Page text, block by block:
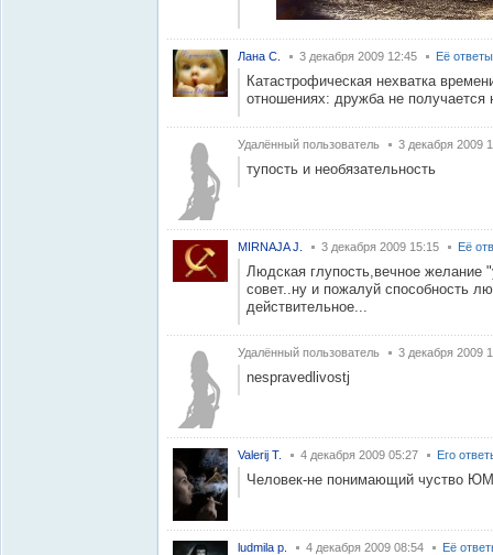
Лана С. 3 декабря 2009 12:45 Её ответы
Катастрофическая нехватка
отношениях: дружба не получается
Удалённый пользователь 3 декабря 2009
тупость и необязательность
MIRNAJA J. 3 декабря 2009 15:15 Её
Людская глупость,вечное желание
совет..ну и пожалуй способность
действительное...
Удалённый пользователь 3 декабря 2009
nespravedlivostj
Valerij T. 4 декабря 2009 05:27 Его
Человек-не понимающий чуство
ludmila p. 4 декабря 2009 08:54 Её